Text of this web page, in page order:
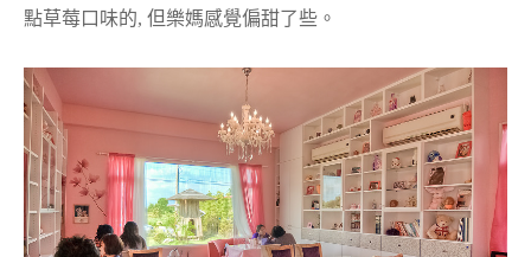
點草莓口味的, 但樂媽感覺偏甜了些。